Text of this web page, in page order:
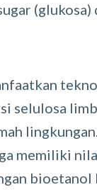
selulosa
memiliki